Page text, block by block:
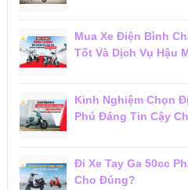
Mua Xe Điện Bình
Tốt Và Dịch Vụ Hậu
Kinh Nghiệm Chọn
Phú Đáng Tin Cậy
Đi Xe Tay Ga 50cc
Cho Đúng?